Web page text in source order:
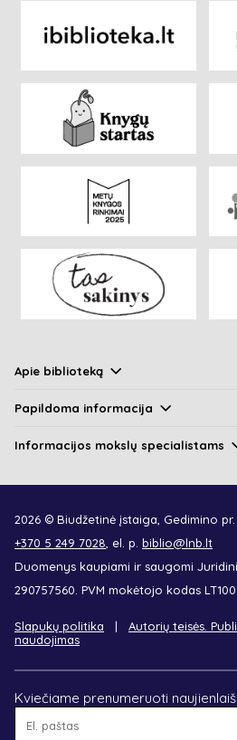
Apie biblioteką
Papildoma informacija
Informacijos mokslų specialistams
2026 © Biudžetinė įstaiga, Gedimino pr.
+370 5 249 7028 , el. p. biblio@lnb.lt
Duomenys kaupiami ir saugomi
290757560. PVM mokėtojo kodas
Slapukų politika
Autorių teisės.
naudojimas
Kviečiame prenumeruoti